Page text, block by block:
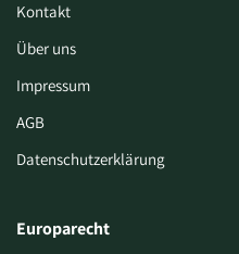
Kontakt
Über uns
Impressum
AGB
Datenschutzerklärung
Europarecht